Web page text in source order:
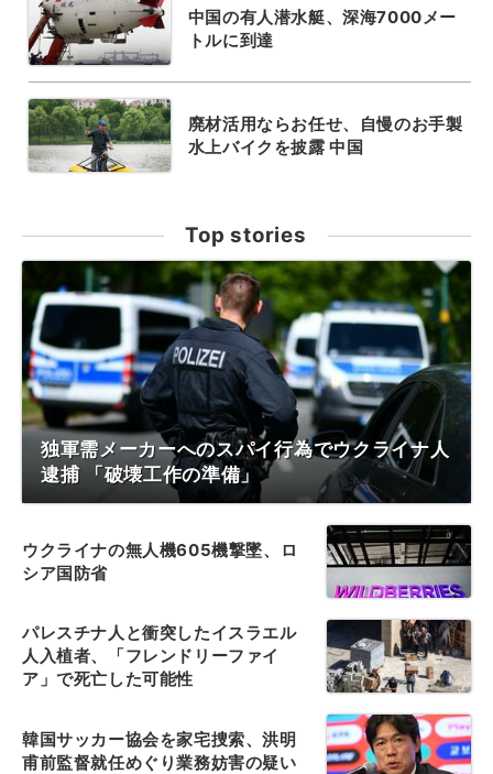
中国の有人潜水艇、深海7000メー
トルに到達
廃材活用ならお任せ、自慢のお手製
水上バイクを披露 中国
Top stories
独軍需メーカーへのスパイ行為でウクライナ人
逮捕 「破壊工作の準備」
ウクライナの無人機605機撃墜、ロ
シア国防省
パレスチナ人と衝突したイスラエル
人入植者、「フレンドリーファイ
ア」で死亡した可能性
韓国サッカー協会を家宅捜索、洪明
甫前監督就任めぐり業務妨害の疑い